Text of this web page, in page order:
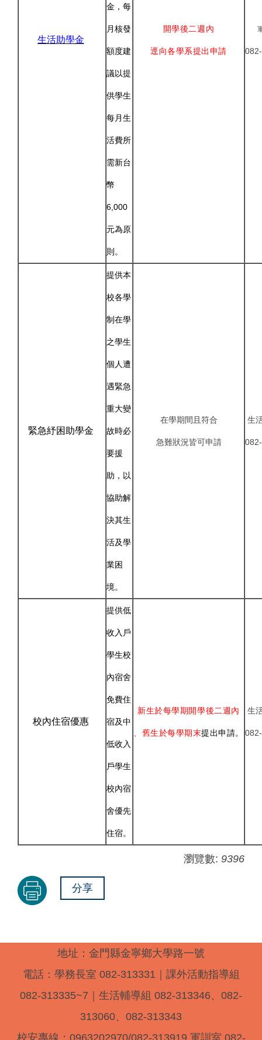
生活助學金
金，每
月核發
額度建
議以提
供學生
每月生
活費所
需新台
幣
6,000
元為原
則。
開學後二週內
逕向各學系提出申請
緊急紓困助學金
提供本
校各學
制在學
之學生
個人遭
遇緊急
重大變
故時必
要援
助，以
協助解
決其生
活及學
業困
境。
在學期間且符合
急難狀況皆可申請
生
校內住宿優惠
提供低
收入戶
學生校
內宿舍
免費住
宿及中
低收入
戶學生
校內宿
舍優先
住宿。
新生於每學期開學後二週內
、舊生於每學期末提出申請。
生
瀏覽數: 9396
分享
地址：金門縣金寧鄉大學路一號
電話：學務長室 082-313331｜課外活動指導組
082-313335~7｜生活輔導組 082-313346、082-
313060、082-313343